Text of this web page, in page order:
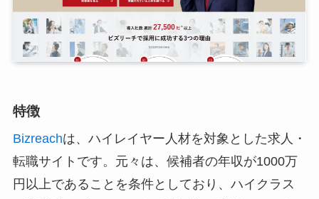
特徴
Bizreachは、ハイレイヤー人材を対象とした求人・
転職サイトです。元々は、候補者の年収が1000万
円以上であることを条件としており、ハイクラス